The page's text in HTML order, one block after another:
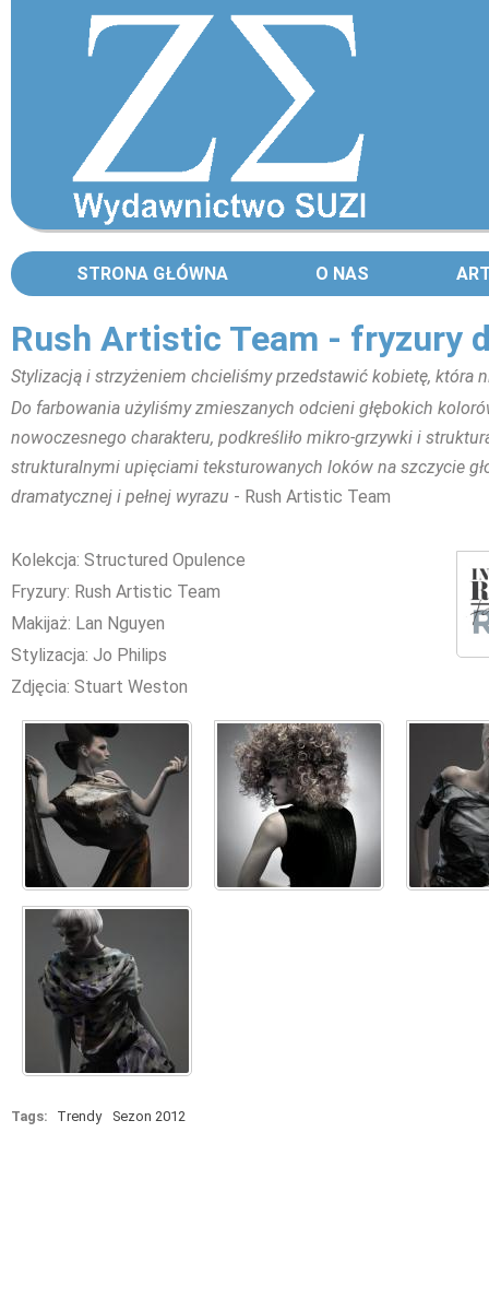
STRONA GŁÓWNA O NAS
Rush Artistic Team - fryzury
Stylizacją i strzyżeniem chcieliśmy przedstawić kobietę, która
Do farbowania użyliśmy zmieszanych odcieni głębokich
nowoczesnego charakteru, podkreśliło mikro-grzywki i
strukturalnymi upięciami teksturowanych loków na szczycie
dramatycznej i pełnej wyrazu - Rush Artistic Team
Kolekcja: Structured Opulence
Fryzury: Rush Artistic Team
Makijaż: Lan Nguyen
Stylizacja: Jo Philips
Zdjęcia: Stuart Weston
Tags: Trendy Sezon 2012